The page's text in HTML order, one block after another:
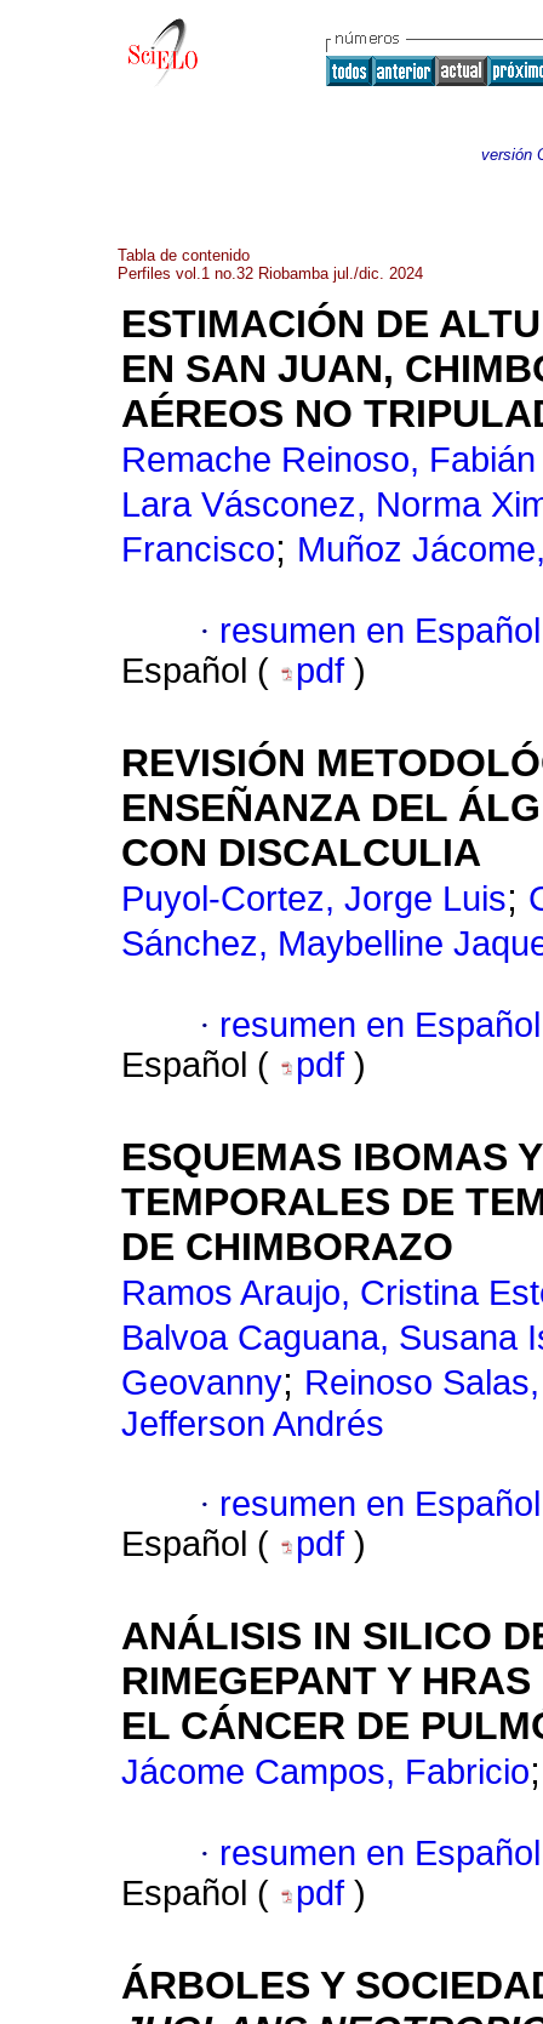
versión
Tabla de contenido
Perfiles vol.1 no.32 Riobamba jul./dic. 2024
ESTIMACIÓN DE
EN SAN JUAN,
AÉREOS NO
Remache Reinoso,
Lara Vásconez, Norma
Francisco; Muñoz
· resumen en Español
Español (
pdf )
REVISIÓN
ENSEÑANZA DEL
CON DISCALCULIA
Puyol-Cortez, Jorge Luis;
Sánchez, Maybelline
· resumen en Español
Español (
pdf )
ESQUEMAS IBOMAS
TEMPORALES DE
DE CHIMBORAZO
Ramos Araujo, Cristina
Balvoa Caguana, Susana
Geovanny; Reinoso
Jefferson Andrés
· resumen en Español
Español (
pdf )
ANÁLISIS IN SILICO
RIMEGEPANT Y
EL CÁNCER DE
Jácome Campos, Fabricio
· resumen en Español
Español (
pdf )
ÁRBOLES Y